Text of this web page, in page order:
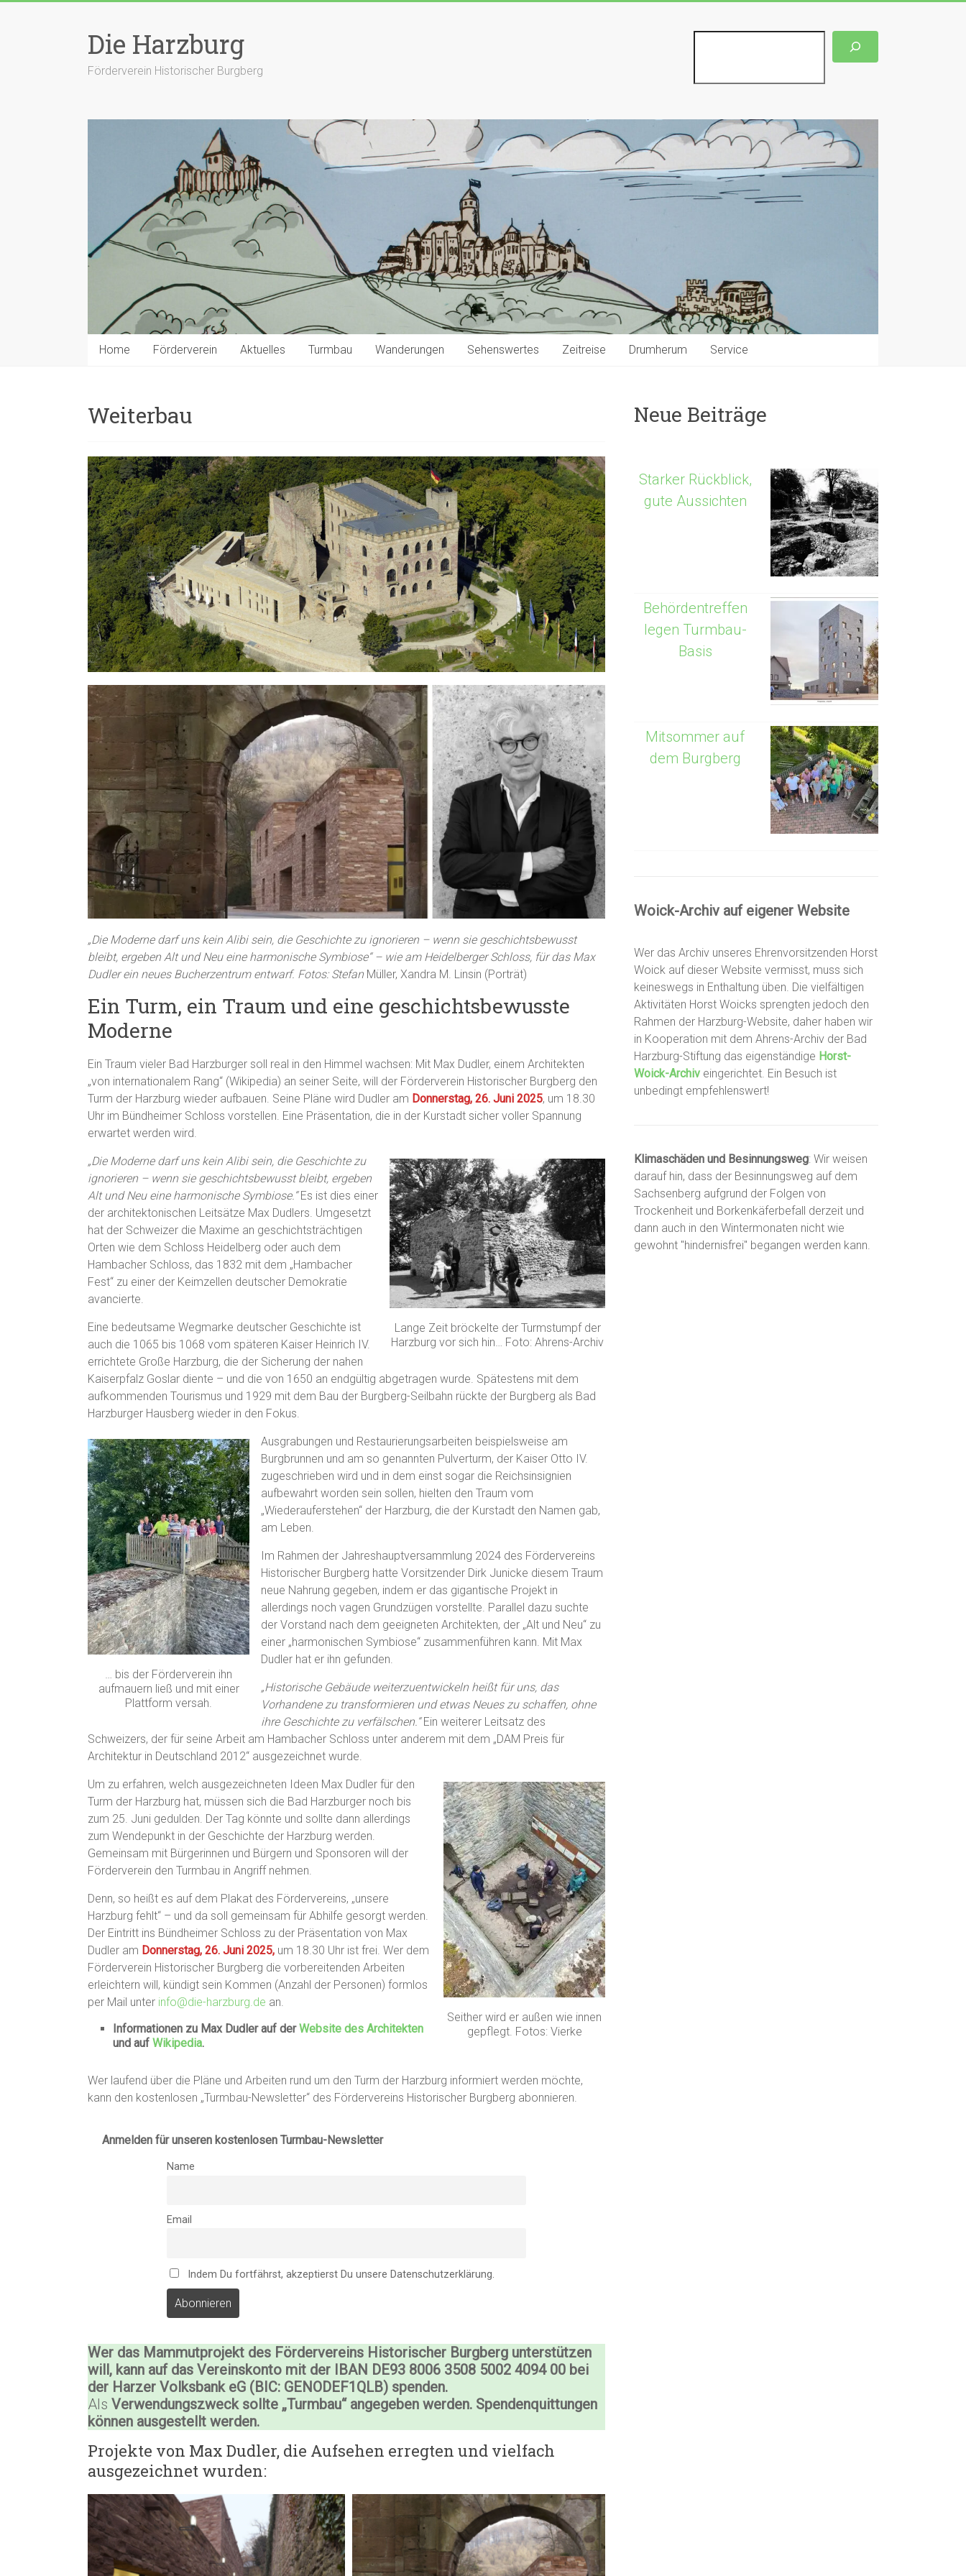
Die Harzburg
Förderverein Historischer Burgberg
Home Förderverein Aktuelles Turmbau Wanderungen Sehenswertes Zeitreise Drumherum Service
Weiterbau
„Die Moderne darf uns kein Alibi sein, die Geschichte zu ignorieren – wenn sie geschichtsbewusst
bleibt, ergeben Alt und Neu eine harmonische Symbiose“ – wie am Heidelberger Schloss, für das Max
Dudler ein neues Bucherzentrum entwarf. Fotos: Stefan Müller, Xandra M. Linsin (Porträt)
Ein Turm, ein Traum und eine geschichtsbewusste
Moderne
Ein Traum vieler Bad Harzburger soll real in den Himmel wachsen: Mit Max Dudler, einem Architekten
„von internationalem Rang“ (Wikipedia) an seiner Seite, will der Förderverein Historischer Burgberg den
Turm der Harzburg wieder aufbauen. Seine Pläne wird Dudler am Donnerstag, 26. Juni 2025, um 18.30
Uhr im Bündheimer Schloss vorstellen. Eine Präsentation, die in der Kurstadt sicher voller Spannung
erwartet werden wird.
Lange Zeit bröckelte der Turmstumpf der
Harzburg vor sich hin… Foto: Ahrens-Archiv
„Die Moderne darf uns kein Alibi sein, die Geschichte zu
ignorieren – wenn sie geschichtsbewusst bleibt, ergeben
Alt und Neu eine harmonische Symbiose.“Es ist dies einer
der architektonischen Leitsätze Max Dudlers. Umgesetzt
hat der Schweizer die Maxime an geschichtsträchtigen
Orten wie dem Schloss Heidelberg oder auch dem
Hambacher Schloss, das 1832 mit dem „Hambacher
Fest“ zu einer der Keimzellen deutscher Demokratie
avancierte.
Eine bedeutsame Wegmarke deutscher Geschichte ist
auch die 1065 bis 1068 vom späteren Kaiser Heinrich IV.
errichtete Große Harzburg, die der Sicherung der nahen
Kaiserpfalz Goslar diente – und die von 1650 an endgültig abgetragen wurde. Spätestens mit dem
aufkommenden Tourismus und 1929 mit dem Bau der Burgberg-Seilbahn rückte der Burgberg als Bad
Harzburger Hausberg wieder in den Fokus.
… bis der Förderverein ihn
aufmauern ließ und mit einer
Plattform versah.
Ausgrabungen und Restaurierungsarbeiten beispielsweise am
Burgbrunnen und am so genannten Pulverturm, der Kaiser Otto IV.
zugeschrieben wird und in dem einst sogar die Reichsinsignien
aufbewahrt worden sein sollen, hielten den Traum vom
„Wiederauferstehen“ der Harzburg, die der Kurstadt den Namen gab,
am Leben.
Im Rahmen der Jahreshauptversammlung 2024 des Fördervereins
Historischer Burgberg hatte Vorsitzender Dirk Junicke diesem Traum
neue Nahrung gegeben, indem er das gigantische Projekt in
allerdings noch vagen Grundzügen vorstellte. Parallel dazu suchte
der Vorstand nach dem geeigneten Architekten, der „Alt und Neu“ zu
einer „harmonischen Symbiose“ zusammenführen kann. Mit Max
Dudler hat er ihn gefunden.
„Historische Gebäude weiterzuentwickeln heißt für uns, das
Vorhandene zu transformieren und etwas Neues zu schaffen, ohne
ihre Geschichte zu verfälschen.“Ein weiterer Leitsatz des
Schweizers, der für seine Arbeit am Hambacher Schloss unter anderem mit dem „DAM Preis für
Architektur in Deutschland 2012“ ausgezeichnet wurde.
Seither wird er außen wie innen
gepflegt. Fotos: Vierke
Um zu erfahren, welch ausgezeichneten Ideen Max Dudler für den
Turm der Harzburg hat, müssen sich die Bad Harzburger noch bis
zum 25. Juni gedulden. Der Tag könnte und sollte dann allerdings
zum Wendepunkt in der Geschichte der Harzburg werden.
Gemeinsam mit Bürgerinnen und Bürgern und Sponsoren will der
Förderverein den Turmbau in Angriff nehmen.
Denn, so heißt es auf dem Plakat des Fördervereins, „unsere
Harzburg fehlt“ – und da soll gemeinsam für Abhilfe gesorgt werden.
Der Eintritt ins Bündheimer Schloss zu der Präsentation von Max
Dudler am Donnerstag, 26. Juni 2025, um 18.30 Uhr ist frei. Wer dem
Förderverein Historischer Burgberg die vorbereitenden Arbeiten
erleichtern will, kündigt sein Kommen (Anzahl der Personen) formlos
per Mail unter info@die-harzburg.de an.
Informationen zu Max Dudler auf derWebsite des Architekten
und auf Wikipedia.
Wer laufend über die Pläne und Arbeiten rund um den Turm der Harzburg informiert werden möchte,
kann den kostenlosen „Turmbau-Newsletter“ des Fördervereins Historischer Burgberg abonnieren.
Anmelden für unseren kostenlosen Turmbau-Newsletter
Name
Email
Indem Du fortfährst, akzeptierst Du unsere Datenschutzerklärung.
Wer das Mammutprojekt des Fördervereins Historischer Burgberg unterstützen
will, kann auf das Vereinskonto mit der IBAN DE93 8006 3508 5002 4094 00 bei
der Harzer Volksbank eG (BIC: GENODEF1QLB) spenden.
Als Verwendungszweck sollte „Turmbau“ angegeben werden. Spendenquittungen
können ausgestellt werden.
Projekte von Max Dudler, die Aufsehen erregten und vielfach
ausgezeichnet wurden:
Neue Beiträge
Starker Rückblick,
gute Aussichten
Behördentreffen
legen Turmbau-
Basis
Mitsommer auf
dem Burgberg
Woick-Archiv auf eigener Website
Wer das Archiv unseres Ehrenvorsitzenden Horst
Woick auf dieser Website vermisst, muss sich
keineswegs in Enthaltung üben. Die vielfältigen
Aktivitäten Horst Woicks sprengten jedoch den
Rahmen der Harzburg-Website, daher haben wir
in Kooperation mit dem Ahrens-Archiv der Bad
Harzburg-Stiftung das eigenständige Horst-
Woick-Archiv eingerichtet. Ein Besuch ist
unbedingt empfehlenswert!
Klimaschäden und Besinnungsweg: Wir weisen
darauf hin, dass der Besinnungsweg auf dem
Sachsenberg aufgrund der Folgen von
Trockenheit und Borkenkäferbefall derzeit und
dann auch in den Wintermonaten nicht wie
gewohnt "hindernisfrei" begangen werden kann.